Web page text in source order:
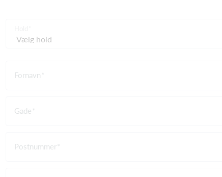
Fornavn
Gade
Postnummer